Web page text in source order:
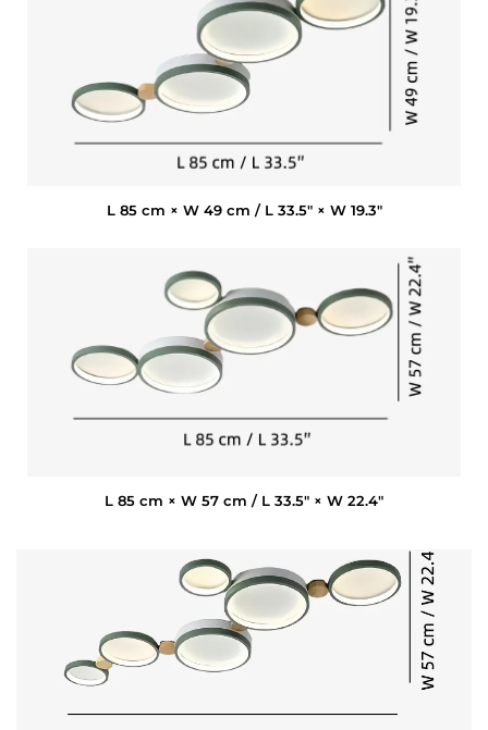
L 85 cm × W 49 cm / L 33.5″ × W 19.3″
L 85 cm × W 57 cm / L 33.5″ × W 22.4″